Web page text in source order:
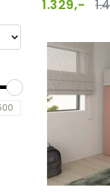
1.329,-